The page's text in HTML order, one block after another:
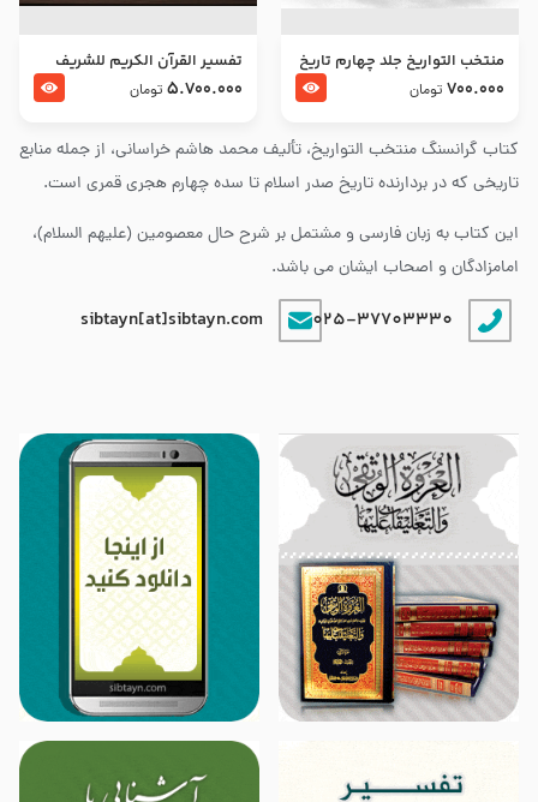
کتاب گرانسنگ منتخب التواريخ، تألیف محمد هاشم خراسانی، از جمله منابع
تاریخی که در بردارنده تاریخ صدر اسلام تا سده چهارم هجری قمری است.
این کتاب به زبان فارسی و مشتمل بر شرح حال معصومین (علیهم السلام)،
امامزادگان و اصحاب ایشان می باشد.
025-37703330
sibtayn[at]sibtayn.com
منتخب التواریخ جلد چهارم تاریخ
امام زین العابدین و امام محمد
700.000 تومان
تفسير القرآن الكريم للشريف
المرتضي قدس سرّه
5.700.000 تومان